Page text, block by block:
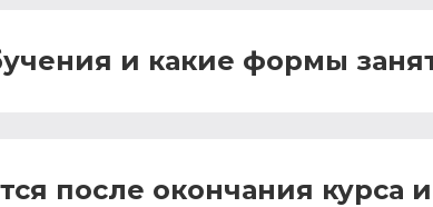
и какие формы
после окончания курса